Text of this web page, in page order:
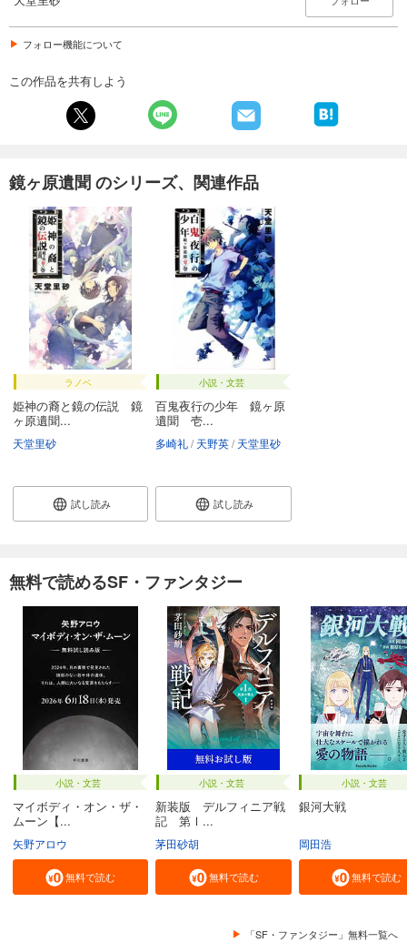
フォロー機能について
この作品を共有しよう
鏡ヶ原遺聞 のシリーズ、関連作品
ラノベ
姫神の裔と鏡の伝説 鏡
ヶ原遺聞...
天堂里砂
試し読み
小説・文芸
百鬼夜行の少年 鏡ヶ原
遺聞 壱...
多崎礼 天野英 天堂里砂
試し読み
無料で読めるSF・ファンタジー
小説・文芸
マイボディ・オン・ザ・
ムーン【...
矢野アロウ
無料で読む
小説・文芸
新装版 デルフィニア戦
記 第Ⅰ...
茅田砂胡
無料で読む
小説・文芸
銀河大戦
岡田浩
無料で読む
「SF・ファンタジー」無料一覧へ